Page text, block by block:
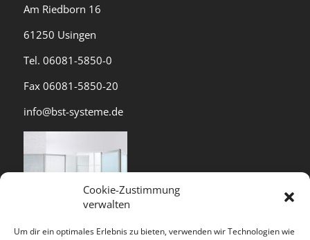
Cookie-Zustimmung
verwalten
Um dir ein optimales Erlebnis zu bieten, verwenden wir Technologien wie
Am Riedborn 16
61250 Usingen
Tel. 06081-5850-0
Fax 06081-5850-20
info@bst-systeme.de